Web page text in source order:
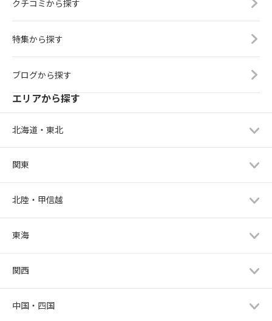
クチコミから探す
特集から探す
ブログから探す
エリアから探す
北海道・東北
関東
北陸・甲信越
東海
関西
中国・四国